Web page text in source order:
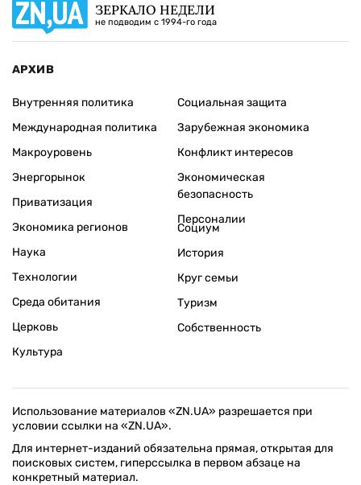
ЗЕРКАЛО НЕДЕЛИ
не подводим с 1994-го года
АРХИВ
Внутренняя политика
Международная политика
Макроуровень
Энергорынок
Приватизация
Экономика регионов
Социальная защита
Зарубежная экономика
Конфликт интересов
Экономическая
безопасность
Персоналии
Наука
Технологии
Среда обитания
Церковь
Культура
Социум
История
Круг семьи
Туризм
Собственность
Использование материалов «ZN.UA» разрешается при
условии ссылки на «ZN.UA».
Для интернет-изданий обязательна прямая, открытая для
поисковых систем, гиперссылка в первом абзаце на
конкретный материал.